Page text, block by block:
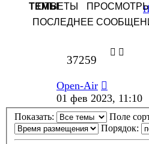
ТЕМЫ
ОТВЕТЫ
ПОСЛЕДНЕЕ
37259
Open-Air
01 фев 2023, 11:10
Показать:
Поле
Порядок: